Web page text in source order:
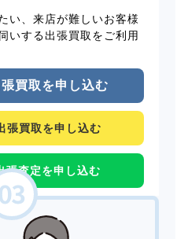
い、来店が難しいお客様
いする出張買取をご利用
買取を申し込む
張買取を申し込む
張査定を申し込む